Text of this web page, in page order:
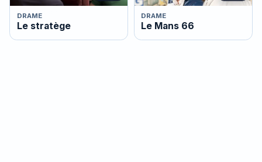
DRAME
Le stratège
DRAME
Le Mans 66